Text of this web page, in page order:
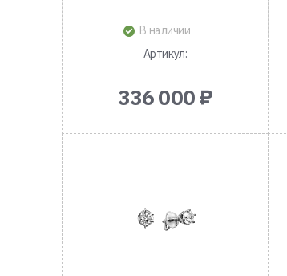
В наличии
Артикул:
336 000 ₽